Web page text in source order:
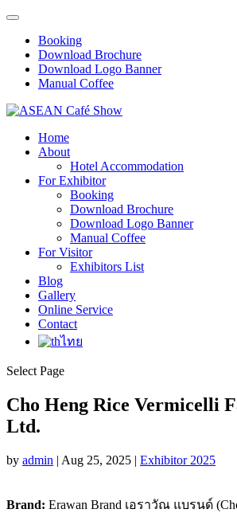
Booking
Download Brochure
Download Logo Banner
Manual Coffee
Home
About
Hotel Accommodation
For Exhibitor
Booking
Download Brochure
Download Logo Banner
Manual Coffee
For Visitor
Exhibitors List
Blog
Gallery
Online Service
Contact
ไทย
Select Page
Cho Heng Rice Vermicelli
Ltd.
by admin | Aug 25, 2025 | Exhibitor 2025
Brand: Erawan Brand เอราวัณ แบรนด์